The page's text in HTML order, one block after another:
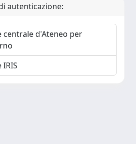
autenticazione:
centrale d'Ateneo per